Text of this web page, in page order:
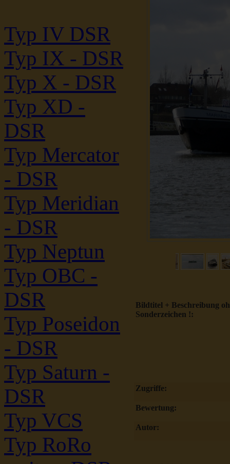
Typ IV DSR
Typ IX - DSR
Typ X - DSR
Typ XD -
DSR
Typ Mercator
- DSR
Typ Meridian
- DSR
Typ Neptun
Typ OBC -
DSR
Typ Poseidon
- DSR
Typ Saturn -
DSR
Typ VCS
Typ RoRo
Bildtitel + Beschreibung
Sonderzeichen !:
Zugriffe:
Bewertung:
Autor: